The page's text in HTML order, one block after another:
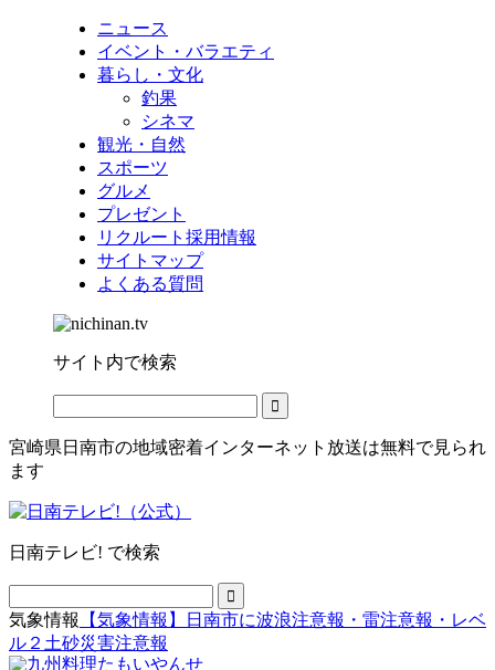
ニュース
イベント・バラエティ
暮らし・文化
釣果
シネマ
観光・自然
スポーツ
グルメ
プレゼント
リクルート採用情報
サイトマップ
よくある質問
サイト内で検索
宮崎県日南市の地域密着インターネット放送は無料で見られ
ます
日南テレビ! で検索
気象情報
【気象情報】日南市に波浪注意報・雷注意報・レベ
ル２土砂災害注意報